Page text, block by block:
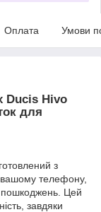
Оплата Умови
Hivo
для
з
телефону,
пошкоджень. Цей
завдяки